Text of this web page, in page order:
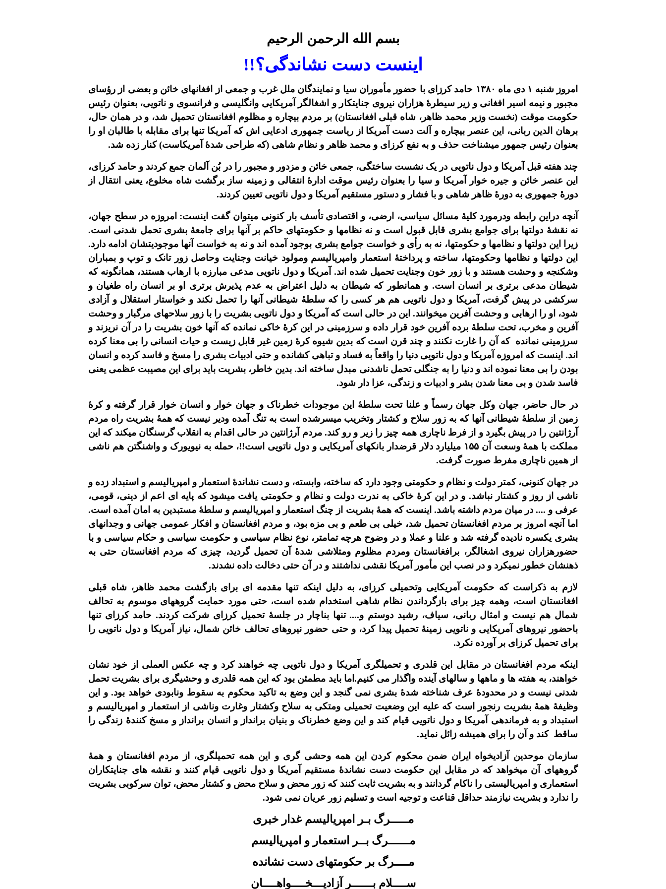
بسم الله الرحمن الرحیم
اينست دست نشاندگى؟!!
امروز شنبه ١ دى ماه ١٣٨٠ حامد کرزاى با حضور م أموران سيا و نمايندگان ملل غرب و جمعى از افغانهاى خائن و بعضى از رؤساى
مجبور و نيمه اسير افغانى و زير سيطرۀ هزاران نيروى جنايتکار و اشغالگر آمريکايى وانگليسى و فرانسوى و ناتويى، بعنوان رئيس
حکومت موقت (نخست وزير محمد ظاهر، شاه قبلى افغانستان) بر مردم بيچاره و مظلوم افغانستان تحميل شد، و در همان حال،
برهان الدين ربانى، اين عنصر بيچاره و آلت دست آمريکا از رياست جمهورى ادعايى اش که آمريکا تنها براى مقابله با طالبان او را
بعنوان رئيس جمهور ميشناخت حذف و به نفع کرزاى و محمد ظاهر و نظام شاهى (که طراحى شدۀ آمريکاست) کنار زده شد.
چند هفته قبل آمريکا و دول ناتويى در يک نشست ساختگى، جمعى خائن و مزدور و مجبور را در بُن آلمان جمع کردند و حامد کرزاى،
اين عنصر خائن و جيره خوار آمريکا و سيا را بعنوان رئيس موقت ادارۀ انتقالى و زمينه ساز برگشت شاه مخلوع، يعنى انتقال از
دورۀ جمهورى به دورۀ ظاهر شاهى و با فشار و دستور مستقيم آمريکا و دول ناتويى تعيين کردند.
آنچه دراين رابطه ودرمورد کليۀ مسائل سياسى، ارضى، و اقتصادى تأسف بار کنونى ميتوان گفت اينست: امروزه در سطح جهان،
نه نقشۀ دولتها براى جوامع بشرى قابل قبول است و نه نظامها و حکومتهاى حاکم بر آنها براى جامعۀ بشرى تحمل شدنى است.
زيرا اين دولتها و نظامها و حکومتها، نه به رأى و خواست جوامع بشرى بوجود آمده اند و نه به خواست آنها موجوديتشان ادامه دارد.
اين دولتها و نظامها وحکومتها، ساخته و پرداختۀ استعمار وامپرياليسم ومولود خيانت وجنايت وحاصل زور تانک و توپ و بمباران
وشکنجه و وحشت هستند و با زور خون وجنايت تحميل شده اند. آمريکا و دول ناتويى مدعى مبارزه با ارهاب هستند، همانگونه که
شيطان مدعى برترى بر انسان است. و همانطور که شيطان به دليل اعتراض به عدم پذيرش برترى او بر انسان راه طغيان و
سرکشى در پيش گرفت، آمريکا و دول ناتويى هم هر کسى را که سلطۀ شيطانى آنها را تحمل نکند و خواستار استقلال و آزادى
شود، او را ارهابى و وحشت آفرين ميخوانند. اين در حالى است که آمريکا و دول ناتويى بشريت را با زور سلاحهاى مرگبار و وحشت
آفرين و مخرب، تحت سلطۀ برده آفرين خود قرار داده و سرزمينى در اين کرۀ خاکى نمانده که آنها خون بشريت را در آن نريزند و
سرزمينى نمانده که آن را غارت نکنند و چند قرن است که بدين شيوه کرۀ زمين غير قابل زيست و حيات انسانى را بى معنا کرده
اند. اينست که امروزه آمريکا و دول ناتويى دنيا را واقعاً به فساد و تباهى کشانده و حتى ادبيات بشرى را مسخ و فاسد کرده و انسان
بودن را بى معنا نموده اند و دنيا را به جنگلى تحمل ناشدنى مبدل ساخته اند. بدين خاطر، بشريت بايد براى اين مصيبت عظمى يعنى
فاسد شدن و بى معنا شدن بشر و ادبيات و زندگى، عزا دار شود.
در حال حاضر، جهان وکل جهان رسماً و علنا تحت سلطۀ اين موجودات خطرناک و جهان خوار و انسان خوار قرار گرفته و کرۀ
زمين از سلطۀ شيطانى آنها که به زور سلاح و کشتار وتخريب ميسرشده است به تنگ آمده ودير نيست که همۀ بشريت راه مردم
آرژانتين را در پيش بگيرد و از فرط ناچارى همه چيز را زير و رو کند. مردم آرژانتين در حالى اقدام به انقلاب گرسنگان ميکند که اين
مملکت با همۀ وسعت آن ۱۵۵ ميليارد دلار قرضدار بانکهاى آمريکايى و دول ناتويى است!!، حمله به نيویورک و واشنگتن هم ناشى
از همين ناچارى مفرط صورت گرفت.
در جهان کنونى، کمتر دولت و نظام و حکومتى وجود دارد که ساخته، وابسته، و دست نشاندۀ استعمار و امپرياليسم و استبداد زده و
ناشى از روز و کشتار نباشد. و در اين کرۀ خاکى به ندرت دولت و نظام و حکومتى يافت ميشود که پايه اى اعم از دينى، قومى،
عرفى و .... در ميان مردم داشته باشد. اينست که همۀ بشريت از چنگ استعمار و امپرياليسم و سلطۀ مستبدين به امان آمده است.
اما آنچه امروز بر مردم افغانستان تحميل شد، خيلى بى طعم و بى مزه بود، و مردم افغانستان و افکار عمومى جهانى و وجدانهاى
بشرى يکسره ناديده گرفته شد و علنا و عملا و در وضوح هرچه تمامتر، نوع نظام سياسى و حکومت سياسى و حکام سياسى و با
حضورهزاران نيروى اشغالگر، برافغانستان ومردم مظلوم ومتلاشى شدۀ آن تحميل گرديد، چيزى که مردم افغانستان حتى به
ذهنشان خطور نميکرد و در نصب اين مأمور آمريکا نقشى نداشتند و در آن حتى دخالت داده نشدند.
لازم به ذکراست که حکومت آمريکايى وتحميلى کرزاى، به دليل اينکه تنها مقدمه اى براى بازگشت محمد ظاهر، شاه قبلى
افغانستان است، وهمه چيز براى بازگرداندن نظام شاهى استخدام شده است، حتى مورد حمايت گروههاى موسوم به تحالف
شمال هم نيست و امثال ربانى، سياف، رشيد دوستم و.... تنها بناچار در جلسۀ تحميل کرزاى شرکت کردند. حامد کرزاى تنها
باحضور نيروهاى آمريکايى و ناتويى زمينۀ تحميل پيدا کرد، و حتى حضور نيروهاى تحالف خائن شمال، نياز آمريکا و دول ناتويى را
براى تحميل کرزاى بر آورده نکرد.
اينکه مردم افغانستان در مقابل اين قلدرى و تحميلگرى آمريکا و دول ناتويى چه خواهند کرد و چه عکس العملى از خود نشان
خواهند، به هفته ها و ماهها و سالهاى آينده واگذار مى کنيم.اما بايد مطمئن بود که اين همه قلدرى و وحشيگرى براى بشريت تحمل
شدنى نيست و در محدودۀ عرف شناخته شدۀ بشرى نمى گنجد و اين وضع به تاکيد محکوم به سقوط ونابودى خواهد بود. و اين
وظيفۀ همۀ بشريت رنجور است که عليه اين وضعيت تحميلى ومتکى به سلاح وکشتار وغارت وناشى از استعمار و امپرياليسم و
استبداد و به فرماندهى آمريکا و دول ناتويى قيام کند و اين وضع خطرناک و بنيان برانداز و انسان برانداز و مسخ کنندۀ زندگى را
ساقط کند و آن را براى هميشه زائل نمايد.
سازمان موحدين آزاديخواه ايران ضمن محکوم کردن اين همه وحشى گرى و اين همه تحميلگرى، از مردم افغانستان و همۀ
گروههاى آن ميخواهد که در مقابل اين حکومت دست نشاندۀ مستقيم آمريکا و دول ناتويى قيام کنند و نقشه هاى جنايتکاران
استعمارى و امپرياليستى را ناکام گردانند و به بشريت ثابت کنند که زور محض و سلاح محض و کشتار محض، توان سرکوبى بشريت
را ندارد و بشريت نيازمند حداقل قناعت و توجيه است و تسليم زور عريان نمى شود.
مـــــرگ بـر امپرياليسم غدار خبرى
مــــــرگ بــر استعمار و امپرياليسم
مــــرگ بر حکومتهاى دست نشانده
ســــلام بــــــر آزاديـــخــــواهــــان